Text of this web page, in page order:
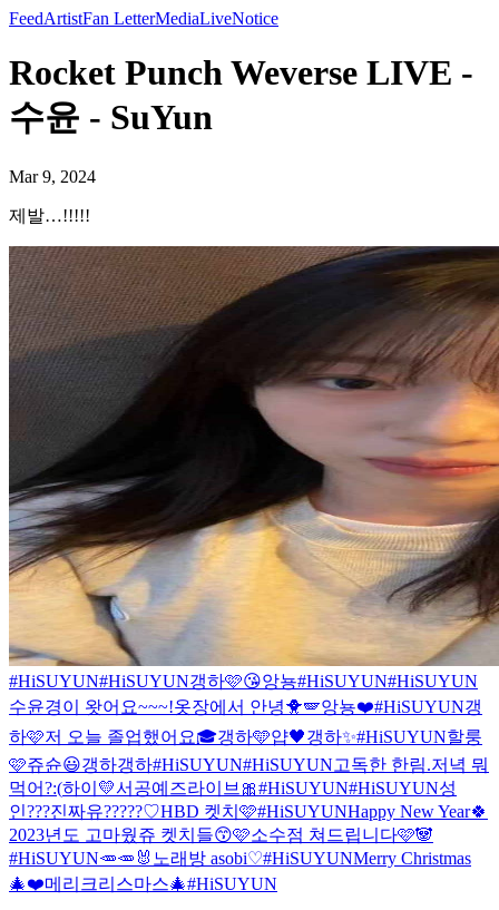
FeedArtistFan LetterMediaLiveNotice
Rocket Punch Weverse LIVE -
수윤 - SuYun
Mar 9, 2024
제발…!!!!!
#HiSUYUN#HiSUYUN갱하🩷😘앙뇽#HiSUYUN#HiSUYUN
수윤경이 왓어요~~~!옷장에서 안녕🐥🪽앙뇽❤️#HiSUYUN갱
하🩷저 오늘 졸업했어요🎓갱하🩵얍🖤갱하✨#HiSUYUN할룽
🩷쥬슌😃갱하갱하#HiSUYUN#HiSUYUN고독한 한림.저녁 뭐
먹어?:(하이💛서공예즈라이브🎀#HiSUYUN#HiSUYUN성
인???진짜유?????♡HBD 켓치🩷#HiSUYUNHappy New Year🍀
2023년도 고마웠쥬 켓치들😙🩷소수점 쳐드립니다🩷🐼
#HiSUYUN🥕🥕🐰 노래방 asobi♡#HiSUYUNMerry Christmas
🎄❤️메리크리스마스🎄#HiSUYUN